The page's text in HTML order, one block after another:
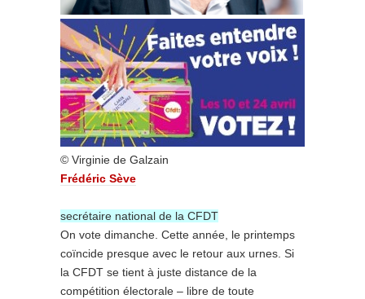
© Virginie de Galzain
Frédéric Sève
secrétaire national de la CFDT
On vote dimanche. Cette année, le printemps
coïncide presque avec le retour aux urnes. Si
la CFDT se tient à juste distance de la
compétition électorale – libre de toute